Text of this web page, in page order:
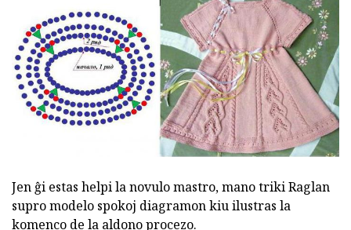
Jen ĝi estas helpi la novulo mastro, mano triki Raglan
supro modelo spokoj diagramon kiu ilustras la
komenco de la aldono procezo.